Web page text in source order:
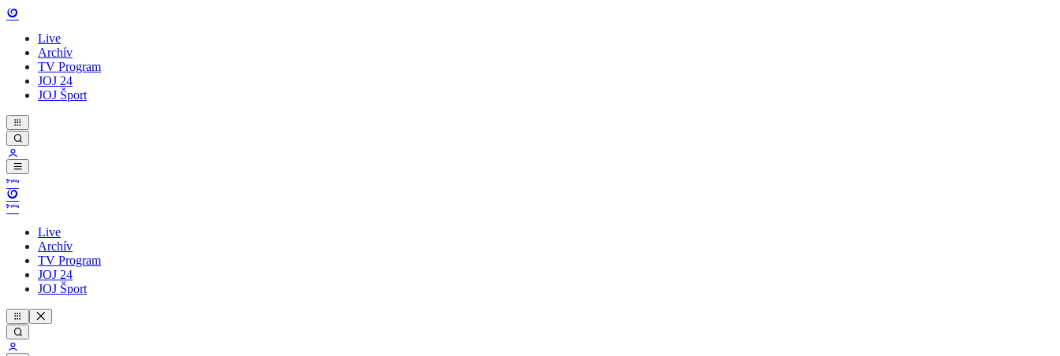
Live
Archív
TV Program
JOJ 24
JOJ Šport
Live
Archív
TV Program
JOJ 24
JOJ Šport